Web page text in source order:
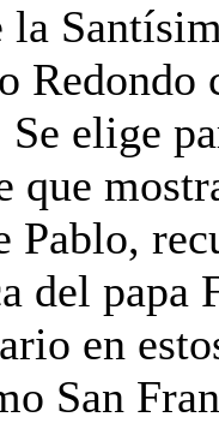
la
Redondo
elige
que
Pablo,
del papa
en
San